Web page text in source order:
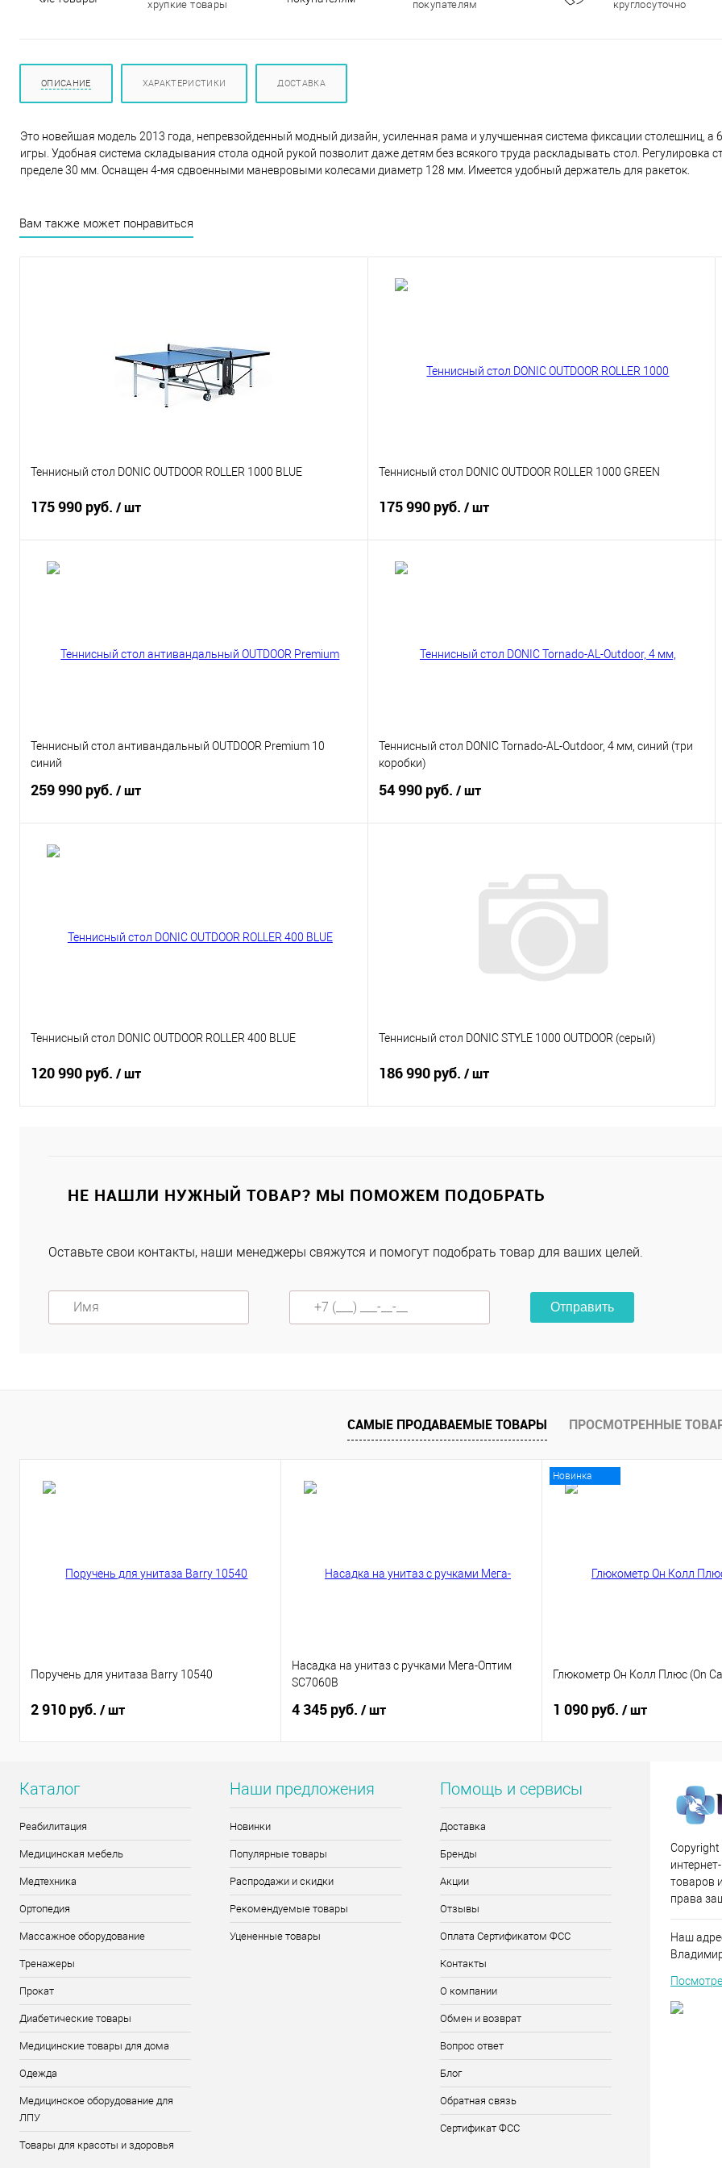
товары
покупателям
круглосуточно
ОПИСАНИЕ ХАРАКТЕРИСТИКИ ДОСТАВКА
Это новейшая модель 2013 года, непревзойденный модный дизайн, усиленная рама и улучшенная система фиксации столешниц,
игры. Удобная система складывания стола одной рукой позволит даже детям без всякого труда раскладывать стол. Регулировка
пределе 30 мм. Оснащен 4-мя сдвоенными маневровыми колесами диаметр 128 мм. Имеется удобный держатель для ракеток.
Вам также может понравиться
Теннисный стол DONIC OUTDOOR ROLLER 1000 BLUE
175 990 руб. / шт
В избранное
Под заказ
Теннисный стол DONIC OUTDOOR ROLLER 1000 GREEN
175 990 руб. / шт
В избранное
Под заказ
Теннисный стол антивандальный OUTDOOR Premium 10
синий
259 990 руб. / шт
В избранное
Под заказ
Теннисный стол DONIC Tornado-AL-Outdoor, 4 мм, синий (три
коробки)
54 990 руб. / шт
Теннисный стол DONIC OUTDOOR ROLLER 400 BLUE
120 990 руб. / шт
Купить в 1 клик
К сравнению
Характеристики
Теннисный стол DONIC STYLE 1000 OUTDOOR (серый)
186 990 руб. / шт
Купить в 1 клик
Характеристики
НЕ НАШЛИ НУЖНЫЙ ТОВАР? МЫ ПОМОЖЕМ ПОДОБРАТЬ
Оставьте свои контакты, наши менеджеры свяжутся и помогут подобрать товар для ваших целей.
Отправить
САМЫЕ ПРОДАВАЕМЫЕ ТОВАРЫ ПРОСМОТРЕННЫЕ
Поручень для унитаза Barry 10540
2 910 руб. / шт
Насадка на унитаз с ручками Мега-Оптим
SC7060B
4 345 руб. / шт
Новинка
Глюкометр Он Колл Плюс (On
1 090 руб. / шт
Каталог
Реабилитация
Медицинская мебель
Медтехника
Ортопедия
Массажное оборудование
Тренажеры
Прокат
Диабетические товары
Медицинские товары для дома
Одежда
Медицинское оборудование для
ЛПУ
Товары для красоты и здоровья
Наши предложения
Новинки
Популярные товары
Распродажи и скидки
Рекомендуемые товары
Уцененные товары
Помощь и сервисы
Доставка
Бренды
Акции
Отзывы
Оплата Сертификатом ФСС
Контакты
О компании
Обмен и возврат
Вопрос ответ
Блог
Обратная связь
Сертификат ФСС
Copyright
товаров
права
Наш